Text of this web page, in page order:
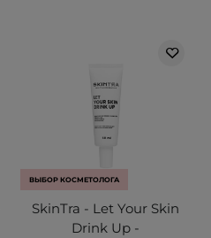
ВЫБОР КОСМЕТОЛОГА
SkinTra - Let Your Skin
Drink Up -